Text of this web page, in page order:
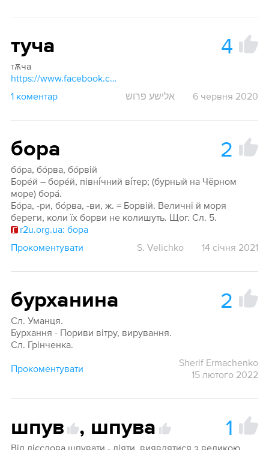
туча 4
тѫча
https://www.facebook.com/groups/alter.movoznavstvo/permalink/1587416374737840/?sfnsn=mo
1 коментар
אלישע פרוש 6 червня 2020
бора 2
бо́ра, бо́рва, бо́рвій
Боре́й – боре́й, півні́чний ві́тер; (бурный на Чёрном
море) бора́.
Бо́ра, -ри, бо́рва, -ви, ж. = Борвій. Величні й моря
береги, коли їх борви не колишуть. Щог. Сл. 5.
r2u.org.ua: бора
Прокоментувати
S. Velichko 14 січня 2021
бурханина 2
Сл. Уманця.
Бурхання - Пориви вітру, вирування.
Сл. Грінченка.
Прокоментувати
Sherif Ermachenko
15 лютого 2022
шпув , шпува 1